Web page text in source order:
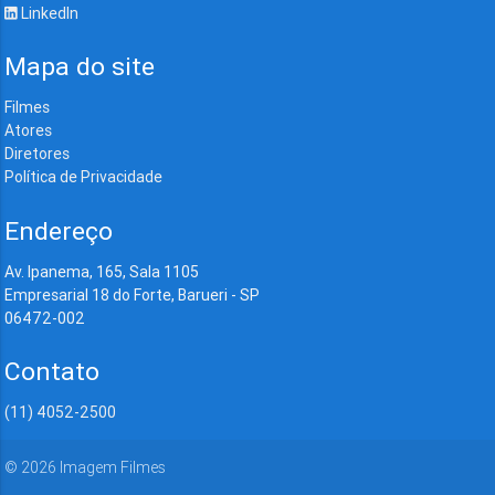
LinkedIn
Mapa do site
Filmes
Atores
Diretores
Política de Privacidade
Endereço
Av. Ipanema, 165, Sala 1105
Empresarial 18 do Forte, Barueri - SP
06472-002
Contato
(11) 4052-2500
© 2026 Imagem Filmes